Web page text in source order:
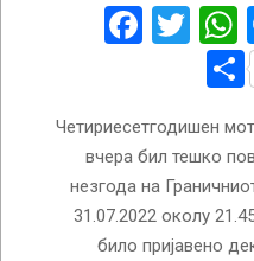
Четириесетгодишен
вчера бил тешко
незгода на
31.07.2022 околу
било пријавено